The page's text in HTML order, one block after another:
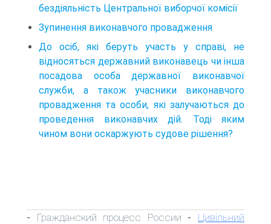
бездіяльність Центральної виборчої комісії
Зупинення виконавчого провадження
До осіб, які беруть участь у справі, не
відносяться державний виконавець чи інша
посадова особа державної виконавчої
служби, а також учасники виконавчого
провадження та особи, які залучаються до
проведення виконавчих дій. Тоді яким
чином вони оскаржують судове рішення?
- Гражданский процесс России - Цивільний